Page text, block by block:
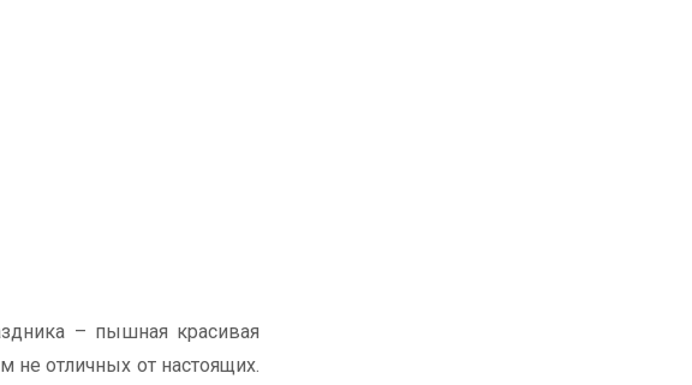
– пышная красивая
отличных от настоящих.